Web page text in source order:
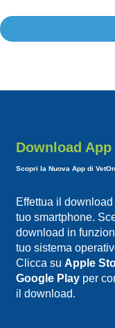
Download
Scopri la Nuova App di
Effettua il download
tuo smartphone.
download in
tuo sistema
Clicca su Apple
Google Playper
il download.